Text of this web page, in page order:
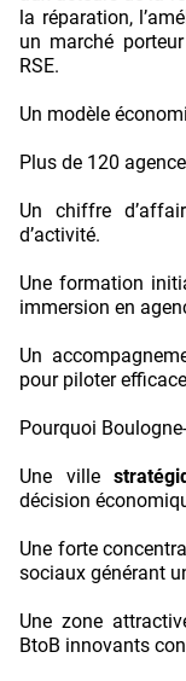
la réparation,
un marché
RSE.
Un modèle
Plus de 120
Un chiffre
d’activité.
Une formation
immersion en
Un
pour piloter
Pourquoi
Une ville
décision
Une forte
sociaux générant
Une zone
BtoB innovants